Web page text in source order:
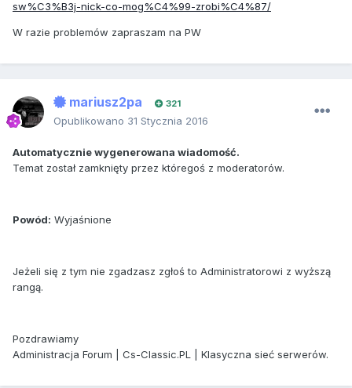
sw%C3%B3j-nick-co-mog%C4%99-zrobi%C4%87/
W razie problemów zapraszam na PW
mariusz2pa 321
Opublikowano 31 Stycznia 2016
Automatycznie wygenerowana wiadomość.
Temat został zamknięty przez któregoś z moderatorów.
Powód: Wyjaśnione
Jeżeli się z tym nie zgadzasz zgłoś to Administratorowi z wyższą
rangą.
Pozdrawiamy
Administracja Forum | Cs-Classic.PL | Klasyczna sieć serwerów.